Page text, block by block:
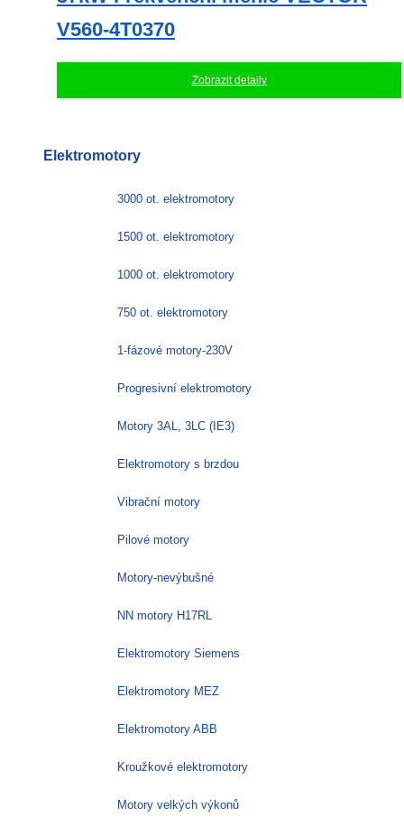
V560-4T0370
Zobrazit detaily
Elektromotory
3000 ot. elektromotory
1500 ot. elektromotory
1000 ot. elektromotory
750 ot. elektromotory
1-fázové motory-230V
Progresivní elektromotory
Motory 3AL, 3LC (IE3)
Elektromotory s brzdou
Vibrační motory
Pilové motory
Motory-nevýbušné
NN motory H17RL
Elektromotory Siemens
Elektromotory MEZ
Elektromotory ABB
Kroužkové elektromotory
Motory velkých výkonů